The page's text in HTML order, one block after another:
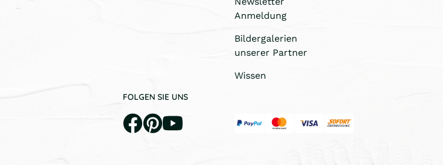
Anmeldung
Bildergalerien
unserer Partner
Wissen
FOLGEN SIE UNS